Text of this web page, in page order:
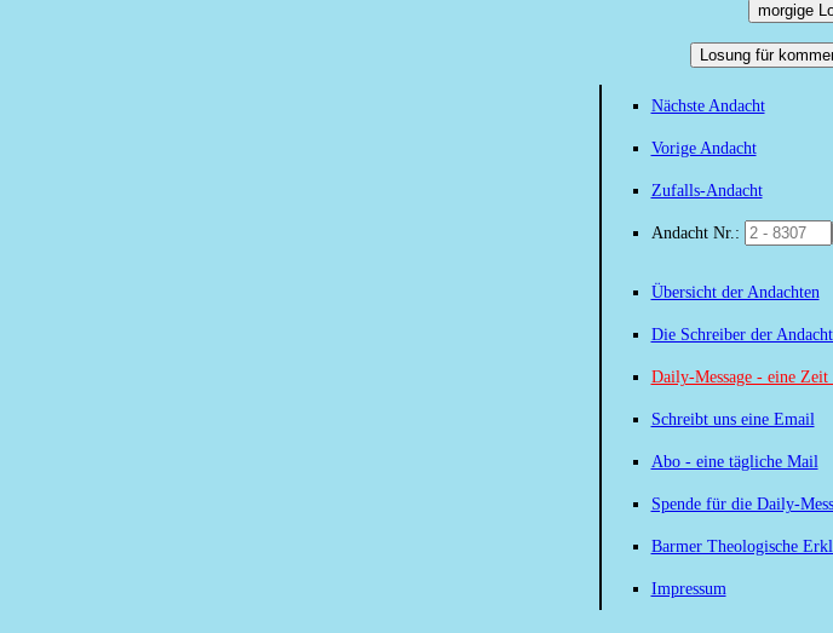
morgige
Losung für
Nächste Andacht
Vorige Andacht
Zufalls-Andacht
Andacht Nr.:
Übersicht der Andachten
Die Schreiber der
Daily-Message - eine
Schreibt uns eine Email
Abo - eine tägliche Mail
Spende für die Daily-
Barmer Theologische
Impressum